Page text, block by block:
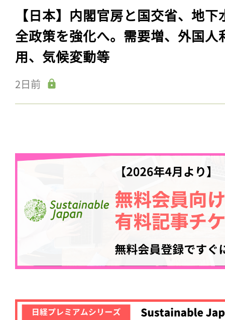
【日本】内閣官房と国交省、地下
全政策を強化へ。需要増、外国人
用、気候変動等
2日前